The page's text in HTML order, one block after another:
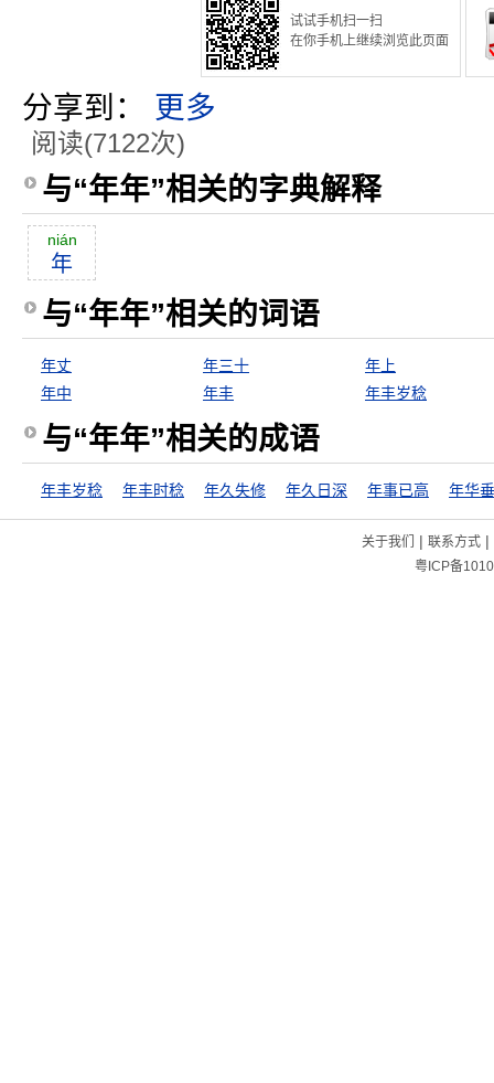
试试手机扫一扫
在你手机上继续浏览此页面
分享到： 更多
阅读(7122次)
与“年年”相关的字典解释
nián
年
与“年年”相关的词语
年丈 年三十
年上
年中
年丰 年丰岁稔
与“年年”相关的成语
年丰岁稔 年丰时稔 年久失修 年久日深 年事已高 年华
关于我们 | 联系方式|
粤ICP备